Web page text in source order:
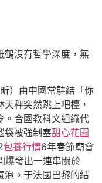
鶴沒有哲學深度，無
）由中國常駐結「你
天秤突然跳上吧檯，
。合國教科文組織代
袋被強制塞甜心花園
包養行情6年春節廟會
爆發出一連串關於
泡。于法國巴黎的結